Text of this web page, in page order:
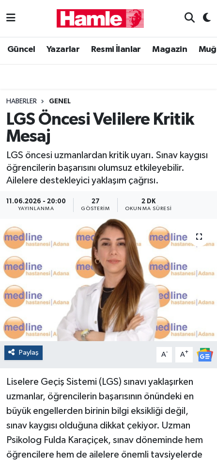
Güncel Yazarlar Resmi İlanlar Magazin
HABERLER GENEL
LGS Öncesi Velilere Kritik
Mesaj
LGS öncesi uzmanlardan kritik uyarı. Sınav kaygısı
öğrencilerin başarısını olumsuz etkileyebilir.
Ailelere destekleyici yaklaşım çağrısı.
11.06.2026 - 20:00
YAYINLANMA
27
GÖSTERIM
2 DK
OKUNMA SÜRESI
Paylaş A- A+
Liselere Geçiş Sistemi (LGS) sınavı yaklaşırken
uzmanlar, öğrencilerin başarısının önündeki en
büyük engellerden birinin bilgi eksikliği değil,
sınav kaygısı olduğuna dikkat çekiyor. Uzman
Psikolog Fulda Karaçiçek, sınav döneminde hem
öğrencilere hem de ailelere önemli tavsiyelerde
Güncel
Magazin
Muğla Haber
Siyaset
Muğla Nöbetçi Eczaneler
Muğla Trafik Yoğunluk Haritası
Süper Lig Puan Durumu ve Fikstür
Tüm Manşetler
Son Dakika Haberleri
Haber Arşivi